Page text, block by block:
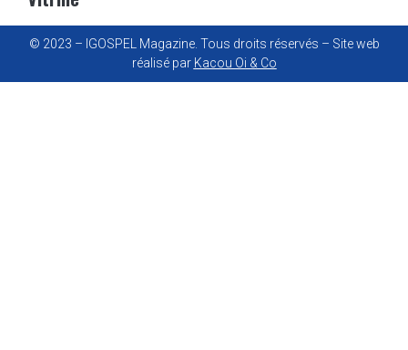
© 2023 – IGOSPEL Magazine. Tous droits réservés – Site web
réalisé par Kacou Oi & Co